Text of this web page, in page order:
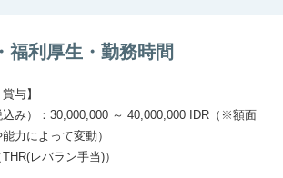
福利厚生・勤務時間
与】
込み）：30,000,000 ～ 40,000,000 IDR（※額面
力によって変動）
レバラン手当)）